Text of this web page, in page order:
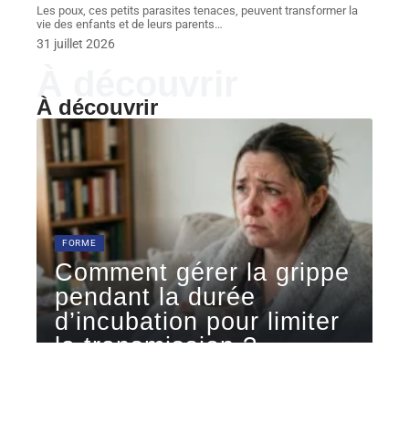
Les poux, ces petits parasites tenaces, peuvent transformer la
vie des enfants et de leurs parents…
31 juillet 2026
À découvrir
FORME
Comment gérer la grippe
pendant la durée
d’incubation pour limiter
la transmission ?